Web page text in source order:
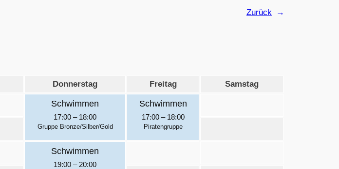
Zurück →
Donnerstag Freitag Samstag
Schwimmen
17:00 – 18:00
Gruppe Bronze/Silber/Gold
Schwimmen
17:00 – 18:00
Piratengruppe
Schwimmen
19:00 – 20:00